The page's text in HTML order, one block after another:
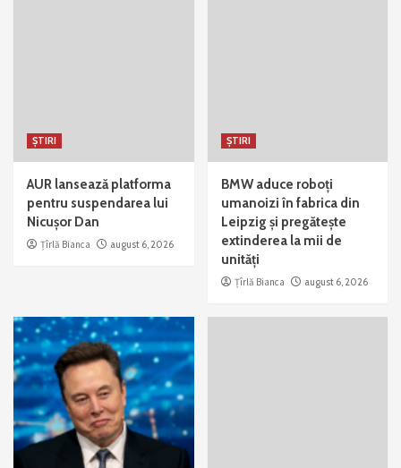
ȘTIRI
AUR lansează platforma
pentru suspendarea lui
Nicușor Dan
Țîrlă Bianca august 6, 2026
ȘTIRI
BMW aduce roboți
umanoizi în fabrica din
Leipzig și pregătește
extinderea la mii de
unități
Țîrlă Bianca august 6, 2026